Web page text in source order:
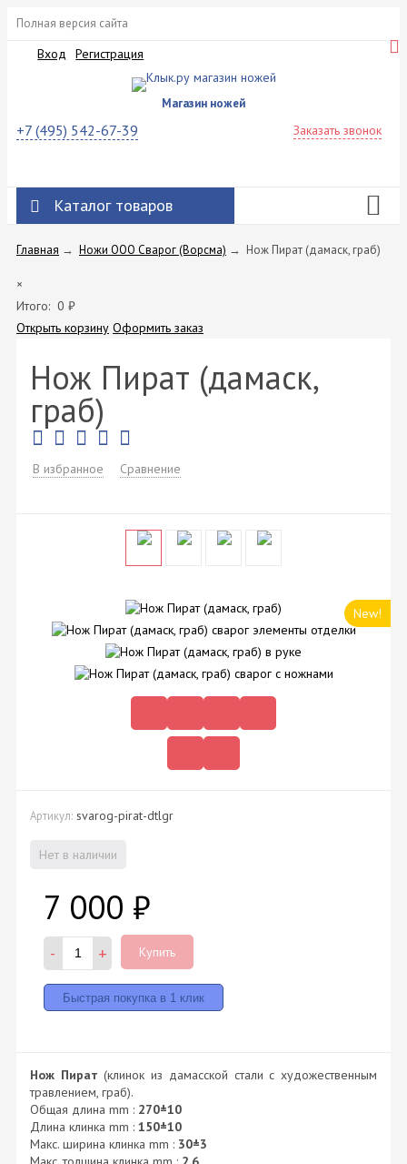
Полная версия сайта
Вход Регистрация
Магазин ножей
+7 (495) 542-67-39 Заказать звонок
Каталог товаров
Главная → Ножи ООО Сварог (Ворсма) → Нож Пират (дамаск, граб)
×
Итого: 0 ₽
Открыть корзину Оформить заказ
Нож Пират (дамаск,
граб)
В избранное Сравнение
New!
Артикул: svarog-pirat-dtlgr
Нет в наличии
7 000 ₽
- + Купить
Нож Пират (клинок из дамасской стали с художественным
травлением, граб).
Общая длина mm : 270±10
Длина клинка mm : 150±10
Макс. ширина клинка mm : 30±3